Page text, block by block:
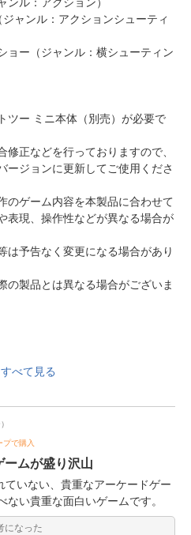
ャンル：アクションシューティ
ョー（ジャンル：横シューティン
ツー ミニ本体（別売）が必要で
正などを行っておりますので、
ージョンに更新してご使用くださ
のゲーム内容を本製品に合わせて
表現、操作性などが異なる場合が
は予告なく変更になる場合があり
の製品とは異なる場合がございま
すべて見る
プで購入
ームが盛り沢山
いない、貴重なアーケードゲー
い貴重な面白いゲームです。
になった